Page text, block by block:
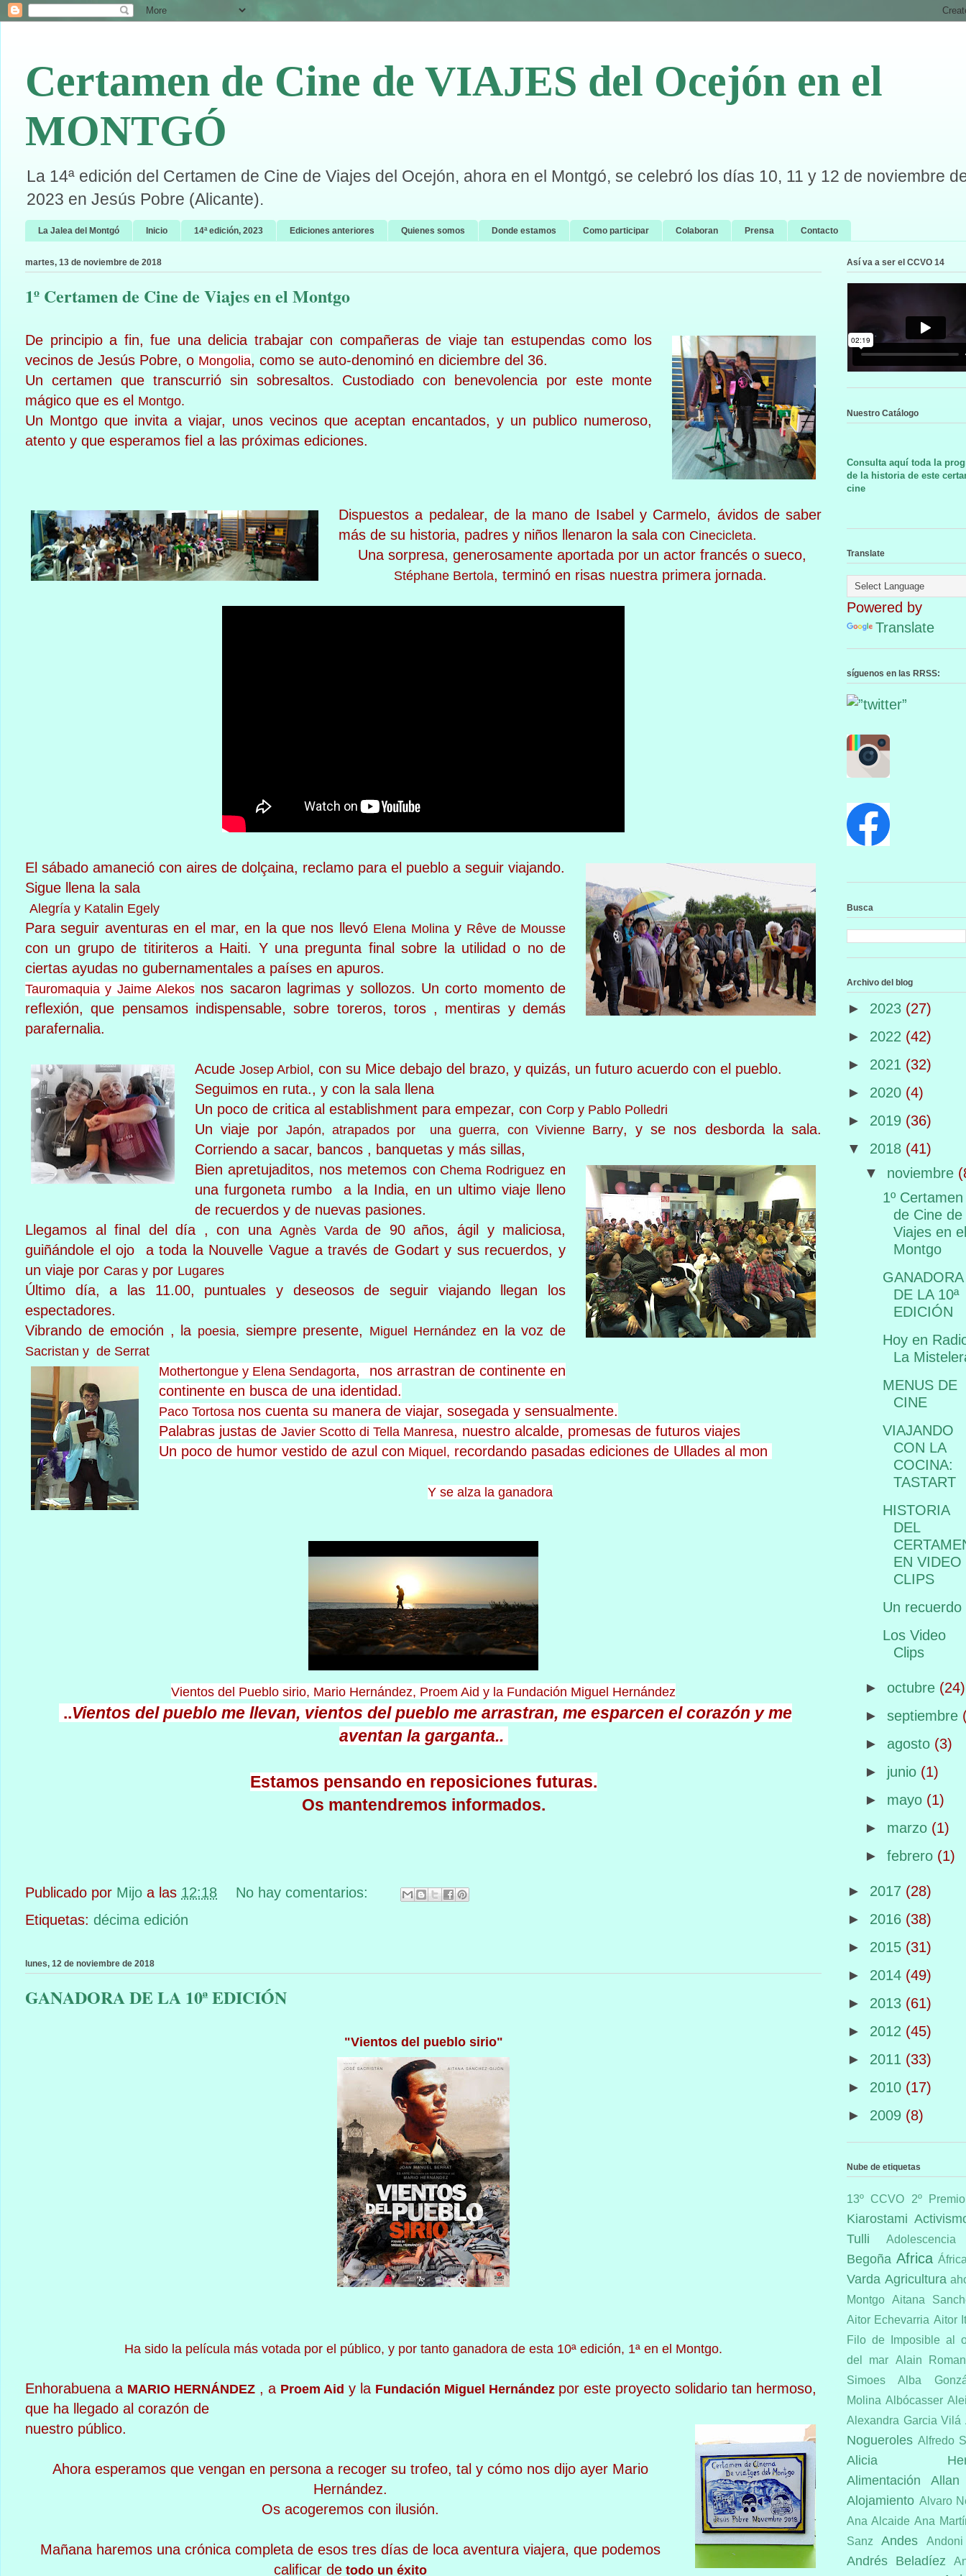
Certamen de Cine de VIAJES del Ocejón en el
MONTGÓ
La 14ª edición del Certamen de Cine de Viajes del Ocejón, ahora en el Montgó, se celebró los días 10, 11 y 12 de noviembre
2023 en Jesús Pobre (Alicante).
La Jalea del Montgó Inicio 14ª edición, 2023 Ediciones anteriores Quienes somos Donde estamos Como participar Colaboran Prensa Contacto
martes, 13 de noviembre de 2018
1º Certamen de Cine de Viajes en el Montgo
De principio a fin, fue una delicia trabajar con compañeras de viaje tan estupendas como los
vecinos de Jesús Pobre, o Mongolia, como se auto-denominó en diciembre del 36.
Un certamen que transcurrió sin sobresaltos. Custodiado con benevolencia por este monte
mágico que es el Montgo.
Un Montgo que invita a viajar, unos vecinos que aceptan encantados, y un publico numeroso,
atento y que esperamos fiel a las próximas ediciones.
Dispuestos a pedalear, de la mano de Isabel y Carmelo, ávidos de saber
más de su historia, padres y niños llenaron la sala con Cinecicleta.
Una sorpresa, generosamente aportada por un actor francés o sueco,
Stéphane Bertola, terminó en risas nuestra primera jornada.
El sábado amaneció con aires de dolçaina, reclamo para el pueblo a seguir viajando.
Sigue llena la sala
Alegría y Katalin Egely
Para seguir aventuras en el mar, en la que nos llevó Elena Molinay Rêve de Mousse
con un grupo de titiriteros a Haiti. Y una pregunta final sobre la utilidad o no de
ciertas ayudas no gubernamentales a países en apuros.
Tauromaquia y Jaime Alekos nos sacaron lagrimas y sollozos. Un corto momento de
reflexión, que pensamos indispensable, sobre toreros, toros , mentiras y demás
parafernalia.
Acude Josep Arbiol , con su Mice debajo del brazo, y quizás, un futuro acuerdo con el pueblo.
Seguimos en ruta., y con la sala llena
Un poco de critica al establishment para empezar, con Corp y Pablo Polledri
Un viaje por Japón, atrapados por una guerra, con Vivienne Barry, y se nos desborda la sala.
Corriendo a sacar, bancos , banquetas y más sillas,
Bien apretujaditos, nos metemos con Chema Rodriguezen
una furgoneta rumbo a la India, en un ultimo viaje lleno
de recuerdos y de nuevas pasiones.
Llegamos al final del día , con unaAgnès Vardade 90 años, ágil
y maliciosa,
guiñándole el ojo a toda la Nouvelle Vague a través de Godart y sus recuerdos, y
un viaje por Caras y por Lugares
Último día, a las 11.00, puntuales y deseosos de seguir viajando llegan los
espectadores.
Vibrando de emoción , la poesia, siempre presente, Miguel Hernándezen la voz de
Sacristan y de Serrat
Mothertongue y Elena Sendagorta, nos arrastran de continente en
continente en busca de una identidad.
Paco Tortosa nos cuenta su manera de viajar, sosegada y sensualmente.
Palabras justas de Javier Scotto di Tella Manresa, nuestro alcalde, promesas de futuros viajes
Un poco de humor vestido de azul con Miquel, recordando pasadas ediciones de Ullades al mon
Y se alza la ganadora
Vientos del Pueblo sirio, Mario Hernández, Proem Aid y la Fundación Miguel Hernández
..Vientos del pueblo me llevan, vientos del pueblo me arrastran, me esparcen el corazón y me
aventan la garganta..
Estamos pensando en reposiciones futuras.
Os mantendremos informados.
Publicado por Mijo a las 12:18
No hay comentarios:
Etiquetas: décima edición
lunes, 12 de noviembre de 2018
GANADORA DE LA 10ª EDICIÓN
"Vientos del pueblo sirio"
Ha sido la película más votada por el público, y por tanto ganadora de esta 10ª edición, 1ª en el Montgo.
Enhorabuena a MARIO HERNÁNDEZ , a Proem Aid y la Fundación Miguel Hernández por este proyecto solidario tan hermoso,
que ha llegado al corazón de
nuestro público.
Ahora esperamos que vengan en persona a recoger su trofeo, tal y cómo nos dijo ayer Mario
Hernández.
Os acogeremos con ilusión.
Mañana haremos una crónica completa de esos tres días de loca aventura viajera, que podemos
calificar detodo un éxito
Así va a ser el CCVO 14
Nuestro Catálogo
Consulta aquí toda la
de la historia de este
cine
Translate
Powered by
Translate
síguenos en las RRSS:
Busca
Archivo del blog
► 2023 (27)
► 2022 (42)
► 2021 (32)
► 2020 (4)
► 2019 (36)
▼ 2018 (41)
▼ noviembre
1º Certamen
de Cine de
Viajes en el
Montgo
GANADORA
DE LA 10ª
EDICIÓN
Hoy en
La
MENUS DE
CINE
VIAJANDO
CON LA
COCINA:
TASTART
HISTORIA
DEL
EN VIDEO
CLIPS
Un recuerdo
Los Video
Clips
► octubre (24)
► septiembre
► agosto (3)
► junio (1)
► mayo (1)
► marzo (1)
► febrero (1)
► 2017 (28)
► 2016 (38)
► 2015 (31)
► 2014 (49)
► 2013 (61)
► 2012 (45)
► 2011 (33)
► 2010 (17)
► 2009 (8)
Nube de etiquetas
13º CCVO 2º Premio
Kiarostami
Tulli
Adolescencia
Begoña Africa
Varda Agricultura
Montgo Aitana
Aitor Echevarria Aitor
Filo de Imposible al
del mar Alain
Simoes
Alba
Molina Albócasser
Alexandra Garcia Vilá
Nogueroles Alfredo
Alicia
Alimentación
Allan
Alojamiento Alvaro
Ana Alcaide Ana
Sanz
Andes
Andrés Beladíez